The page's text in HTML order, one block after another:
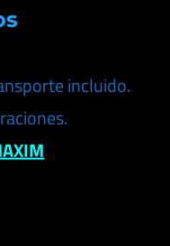
incluido.